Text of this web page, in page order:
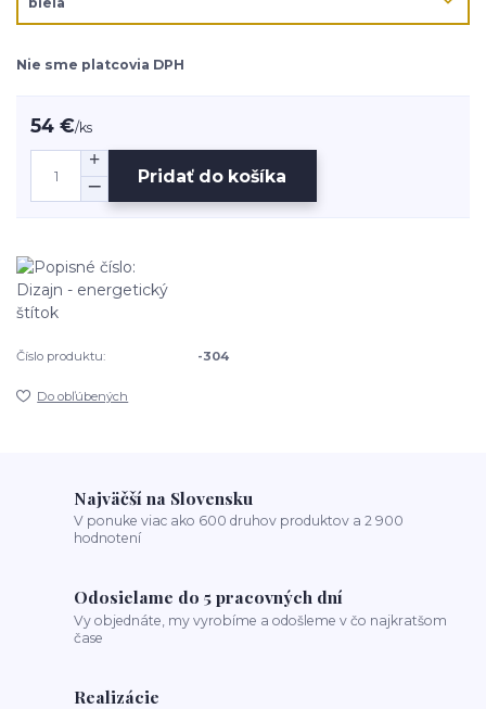
Nie sme platcovia DPH
54 €/ks
Pridať do košíka
Číslo produktu: -304
Do obľúbených
Najväčší na Slovensku
V ponuke viac ako 600 druhov produktov a 2 900
hodnotení
Odosielame do 5 pracovných dní
Vy objednáte, my vyrobíme a odošleme v čo najkratšom
čase
Realizácie